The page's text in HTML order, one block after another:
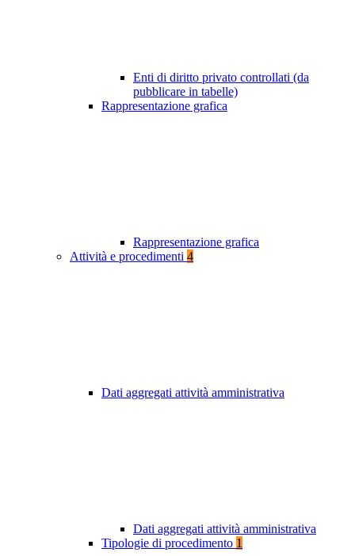
Enti di diritto privato controllati (da
pubblicare in tabelle)
Rappresentazione grafica
Rappresentazione grafica
Attività e procedimenti 4
Dati aggregati attività amministrativa
Dati aggregati attività amministrativa
Tipologie di procedimento 1